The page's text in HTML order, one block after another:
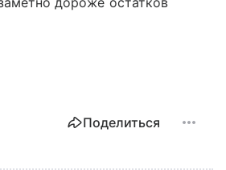
Поделиться